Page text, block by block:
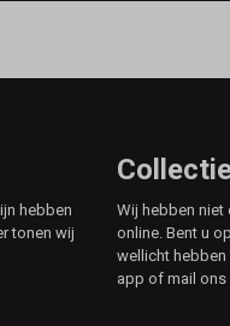
hebben
tonen wij
Wij hebben
online. Bent u
wellicht hebben
app of mail ons